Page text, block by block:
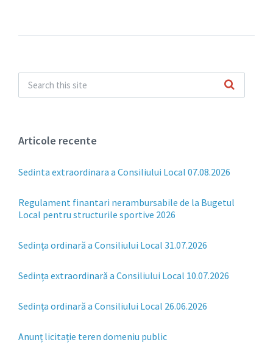
Articole recente
Sedinta extraordinara a Consiliului Local 07.08.2026
Regulament finantari nerambursabile de la Bugetul
Local pentru structurile sportive 2026
Sedința ordinară a Consiliului Local 31.07.2026
Sedința extraordinară a Consiliului Local 10.07.2026
Sedința ordinară a Consiliului Local 26.06.2026
Anunț licitație teren domeniu public